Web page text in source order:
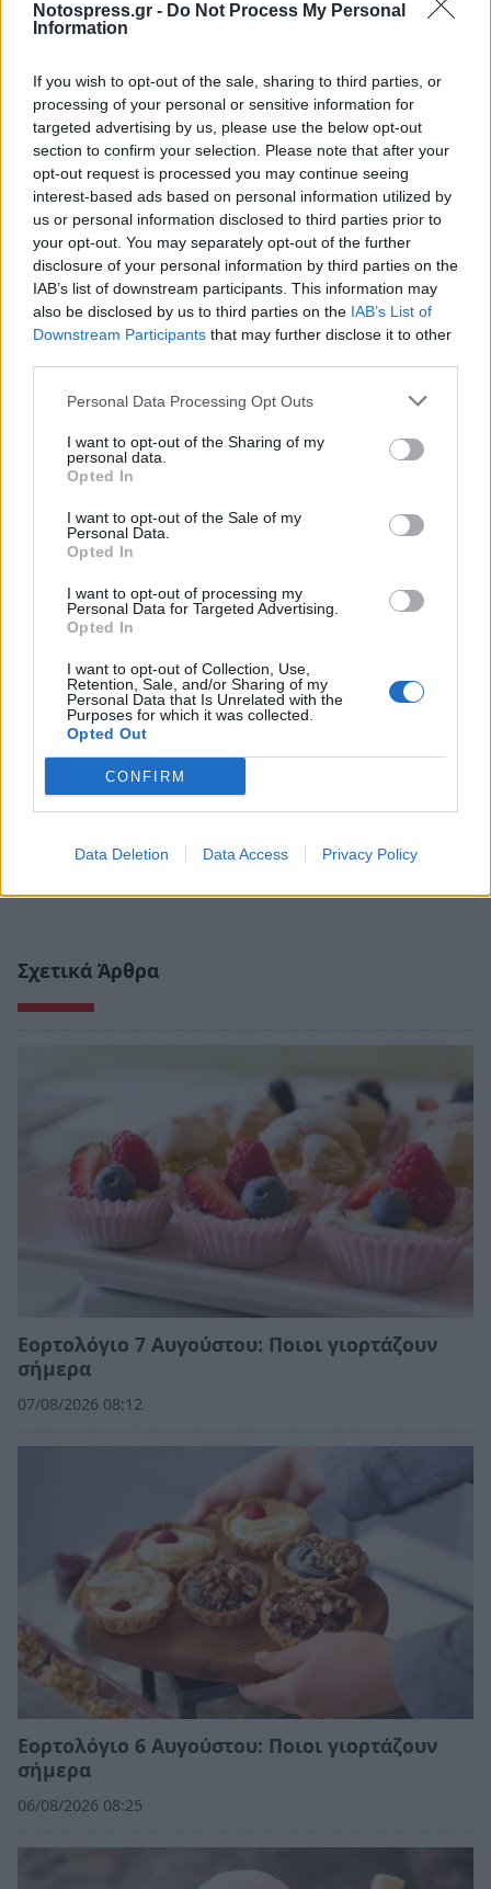
Notospress.gr - Do Not Process My Personal
Information
If you wish to opt-out of the sale, sharing to third parties, or
processing of your personal or sensitive information for
targeted advertising by us, please use the below opt-out
section to confirm your selection. Please note that after your
opt-out request is processed you may continue seeing
interest-based ads based on personal information utilized by
us or personal information disclosed to third parties prior to
your opt-out. You may separately opt-out of the further
disclosure of your personal information by third parties on the
IAB’s list of downstream participants. This information may
also be disclosed by us to third parties on the IAB’s List of
Downstream Participants that may further disclose it to other
Personal Data Processing Opt Outs
I want to opt-out of the Sharing of my
personal data.
Opted In
I want to opt-out of the Sale of my
Personal Data.
Opted In
I want to opt-out of processing my
Personal Data for Targeted Advertising.
Opted In
I want to opt-out of Collection, Use,
Retention, Sale, and/or Sharing of my
Personal Data that Is Unrelated with the
Purposes for which it was collected.
Opted Out
CONFIRM
Data Deletion Data Access Privacy Policy
Ακολουθήστε το
μάθετε πρώτοιόλες τις ειδήσεις
TAGS: ΕΟΡΤΟΛΟΓΙΟ ΑΓΙΟΛΟΓΙΟ
Σχετικά Άρθρα
Εορτολόγιο 7 Αυγούστου: Ποιοι γιορτάζουν
σήμερα
07/08/2026 08:12
Εορτολόγιο 6 Αυγούστου: Ποιοι γιορτάζουν
σήμερα
06/08/2026 08:25